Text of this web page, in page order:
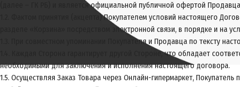
(далее – ГК РБ) и является официальной публичной офертой
1.2. Фактом принятия (акцепта) Покупателем условий настоящего
разделе «Корзина» посредством электронной связи, в порядке и на
1.3. При совместном упоминании Покупателя и Продавца по тексту
1.4. Каждая Сторона гарантирует другой Стороне, что обладает
необходимыми для заключения и исполнения настоящего договора.
1.5. Осуществляя Заказ Товара через Онлайн-гипермаркет,